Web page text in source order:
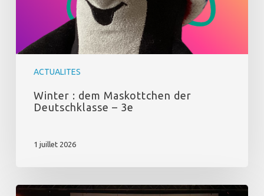
ACTUALITES
Winter : dem Maskottchen der
Deutschklasse – 3e
1 juillet 2026
Comédie